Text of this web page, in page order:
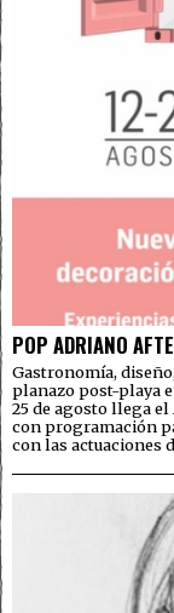
POP ADRIANO
Gastronomía,
planazo post-playa
25 de agosto llega
con programación
con las actuaciones